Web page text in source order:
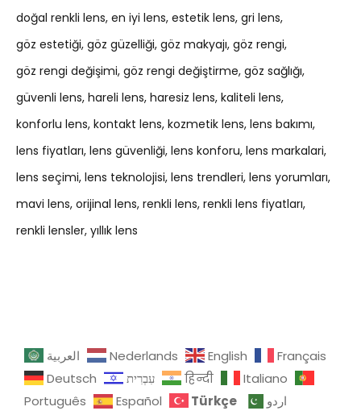
doğal renkli lens en iyi lens estetik lens gri lens
göz estetiği göz güzelliği göz makyajı göz rengi
göz rengi değişimi göz rengi değiştirme göz sağlığı
güvenli lens hareli lens haresiz lens kaliteli lens
konforlu lens kontakt lens kozmetik lens lens bakımı
lens fiyatları lens güvenliği lens konforu lens markalari
lens seçimi lens teknolojisi lens trendleri lens yorumları
mavi lens orijinal lens renkli lens renkli lens fiyatları
renkli lensler yıllık lens
العربية Nederlands English
Français
Deutsch
עִבְרִית हिन्दी
Italiano
Português
Español Türkçe اردو